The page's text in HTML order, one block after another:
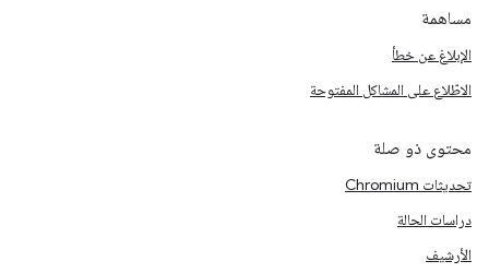
مساهمة
الإبلاغ عن خطأ
الاطّلاع على المشاكل المفتوحة
محتوى ذو صلة
تحديثات Chromium
دراسات الحالة
الأرشيف